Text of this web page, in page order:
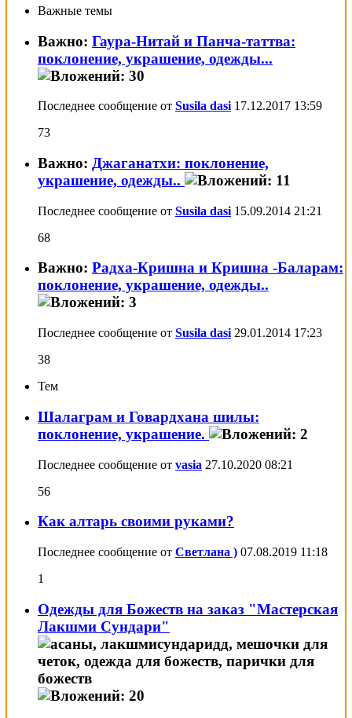
Важные темы
Важно: Гаура-Нитай и Панча-таттва:
поклонение, украшение, одежды...
Последнее сообщение от Susila dasi 17.12.2017 13:59
73
Важно: Джаганатхи: поклонение,
украшение, одежды..
Последнее сообщение от Susila dasi 15.09.2014 21:21
68
Важно: Радха-Кришна и Кришна -Баларам:
поклонение, украшение, одежды..
Последнее сообщение от Susila dasi 29.01.2014 17:23
38
Тем
Шалаграм и Говардхана шилы:
поклонение, украшение.
Последнее сообщение от vasia 27.10.2020 08:21
56
Как алтарь своими руками?
Последнее сообщение от Светлана ) 07.08.2019 11:18
1
Одежды для Божеств на заказ "Мастерская
Лакшми Сундари"